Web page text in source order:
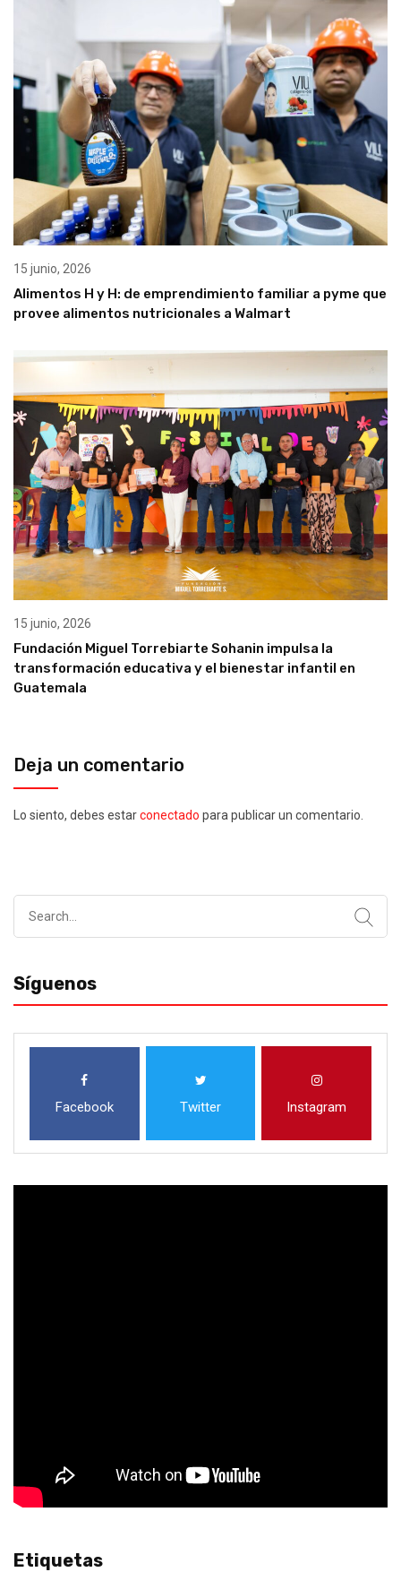
15 junio, 2026
Alimentos H y H: de emprendimiento familiar a pyme que
provee alimentos nutricionales a Walmart
15 junio, 2026
Fundación Miguel Torrebiarte Sohanin impulsa la
transformación educativa y el bienestar infantil en
Guatemala
Deja un comentario
Lo siento, debes estarconectado para publicar un comentario.
Síguenos
Facebook Twitter Instagram
Etiquetas